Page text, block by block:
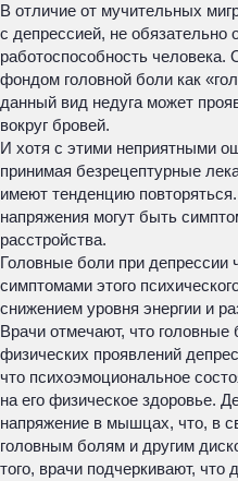
В отличие от мучительных
с депрессией, не обязательно
работоспособность
фондом головной боли как
данный вид недуга может
вокруг бровей.
И хотя с этими неприятными
принимая безрецептурные
имеют тенденцию
напряжения могут быть
расстройства.
Головные боли при депрессии
симптомами этого
снижением уровня энергии и
Врачи отмечают, что
физических проявлений
что психоэмоциональное
на его физическое здоровье.
напряжение в мышцах, что, в
головным болям и другим
того, врачи подчеркивают,